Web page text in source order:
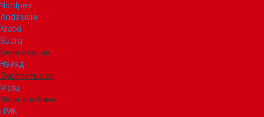
Nordpeis
Andalusia
Kratki
Supra
Баня и сауна
Назад
Смотреть все
Meta
Печи для бани
НМК